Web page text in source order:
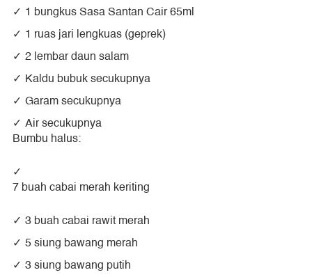
1 bungkus Sasa Santan Cair 65ml
1 ruas jari lengkuas (geprek)
2 lembar daun salam
Kaldu bubuk secukupnya
Garam secukupnya
Air secukupnya
Bumbu halus:
7 buah cabai merah keriting
3 buah cabai rawit merah
5 siung bawang merah
3 siung bawang putih